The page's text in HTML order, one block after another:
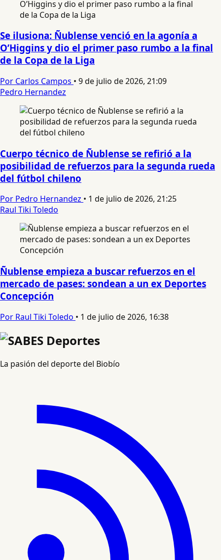
Se ilusiona: Ñublense venció en la agonía a
O’Higgins y dio el primer paso rumbo a la final
de la Copa de la Liga
Por Carlos Campos • 9 de julio de 2026, 21:09
Pedro Hernandez
Cuerpo técnico de Ñublense se refirió a la
posibilidad de refuerzos para la segunda rueda
del fútbol chileno
Por Pedro Hernandez • 1 de julio de 2026, 21:25
Raul Tiki Toledo
Ñublense empieza a buscar refuerzos en el
mercado de pases: sondean a un ex Deportes
Concepción
Por Raul Tiki Toledo • 1 de julio de 2026, 16:38
La pasión del deporte del Biobío